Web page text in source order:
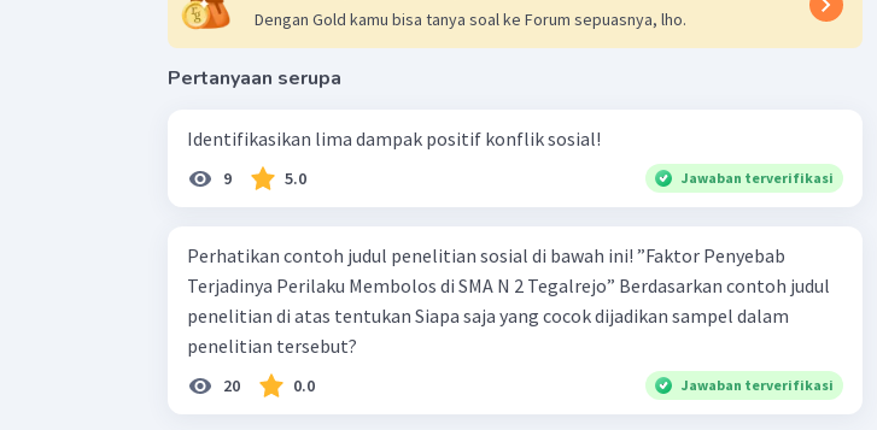
Dengan Gold kamu bisa tanya soal ke Forum sepuasnya, lho.
Pertanyaan serupa
Identifikasikan lima dampak positif konflik sosial!
9 5.0 Jawaban terverifikasi
Perhatikan contoh judul penelitian sosial di bawah ini! ”Faktor Penyebab
Terjadinya Perilaku Membolos di SMA N 2 Tegalrejo” Berdasarkan contoh judul
penelitian di atas tentukan Siapa saja yang cocok dijadikan sampel dalam
penelitian tersebut?
20 0.0 Jawaban terverifikasi